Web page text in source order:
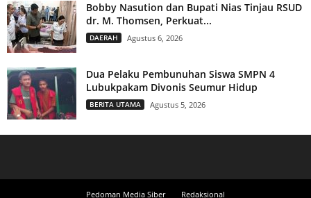
Bobby Nasution dan Bupati Nias Tinjau RSUD
dr. M. Thomsen, Perkuat...
DAERAH Agustus 6, 2026
Dua Pelaku Pembunuhan Siswa SMPN 4
Lubukpakam Divonis Seumur Hidup
BERITA UTAMA Agustus 5, 2026
Pedoman Media Siber Redaksional